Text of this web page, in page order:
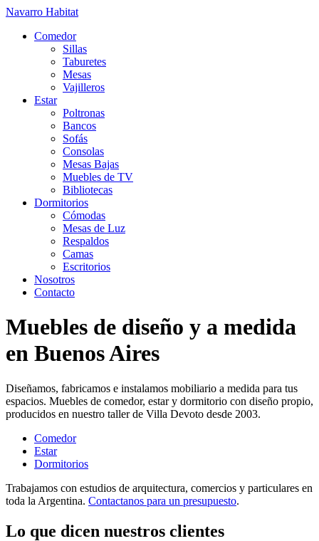
Navarro Habitat
Comedor
Sillas
Taburetes
Mesas
Vajilleros
Estar
Poltronas
Bancos
Sofás
Consolas
Mesas Bajas
Muebles de TV
Bibliotecas
Dormitorios
Cómodas
Mesas de Luz
Respaldos
Camas
Escritorios
Nosotros
Contacto
Muebles de diseño y a medida
en Buenos Aires
Diseñamos, fabricamos e instalamos mobiliario a medida para tus
espacios. Muebles de comedor, estar y dormitorio con diseño propio,
producidos en nuestro taller de Villa Devoto desde 2003.
Comedor
Estar
Dormitorios
Trabajamos con estudios de arquitectura, comercios y particulares en
toda la Argentina. Contactanos para un presupuesto.
Lo que dicen nuestros clientes